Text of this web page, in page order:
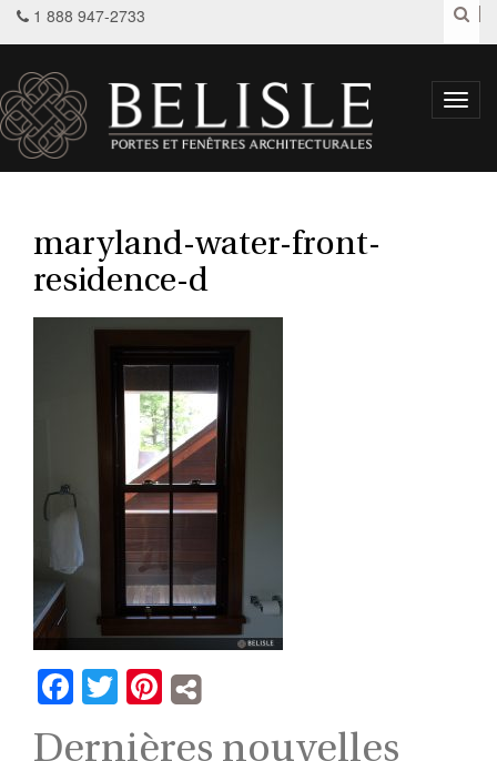
1 888 947-2733
maryland-water-front-
residence-d
Facebook
TwitterPinterest
Dernières nouvelles